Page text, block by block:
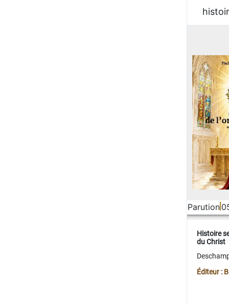
Parution
Histoire
du Christ
Éditeur :